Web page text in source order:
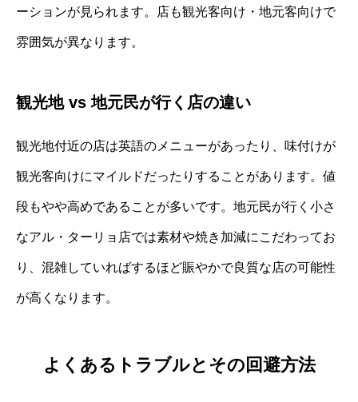
ーションが見られます。店も観光客向け・地元客向けで
雰囲気が異なります。
観光地 vs 地元民が行く店の違い
観光地付近の店は英語のメニューがあったり、味付けが
観光客向けにマイルドだったりすることがあります。値
段もやや高めであることが多いです。地元民が行く小さ
なアル・ターリョ店では素材や焼き加減にこだわってお
り、混雑していればするほど賑やかで良質な店の可能性
が高くなります。
よくあるトラブルとその回避方法